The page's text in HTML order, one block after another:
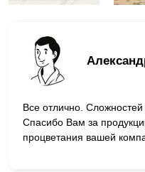
Все отлично.
Спасибо Вам за
процветания вашей